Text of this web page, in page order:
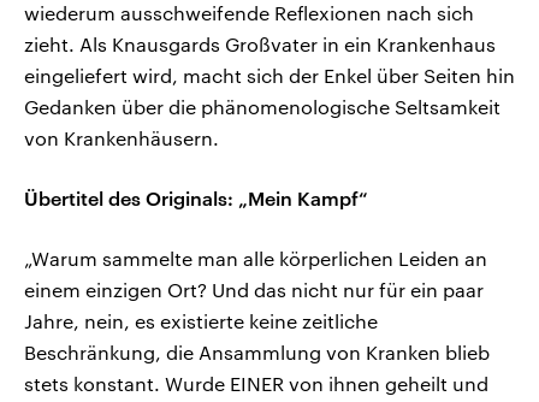
wiederum ausschweifende Reflexionen nach sich
zieht. Als Knausgards Großvater in ein Krankenhaus
eingeliefert wird, macht sich der Enkel über Seiten hin
Gedanken über die phänomenologische Seltsamkeit
von Krankenhäusern.
Übertitel des Originals: „Mein Kampf“
„Warum sammelte man alle körperlichen Leiden an
einem einzigen Ort? Und das nicht nur für ein paar
Jahre, nein, es existierte keine zeitliche
Beschränkung, die Ansammlung von Kranken blieb
stets konstant. Wurde EINER von ihnen geheilt und